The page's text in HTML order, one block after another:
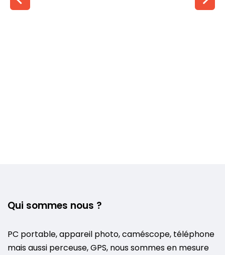
Qui sommes nous ?
PC portable, appareil photo, caméscope, téléphone
mais aussi perceuse, GPS, nous sommes en mesure